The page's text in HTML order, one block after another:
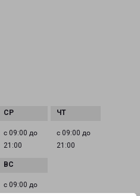
с 09:00 до
21:00
с 09:00 до
21:00
с 09:00 до